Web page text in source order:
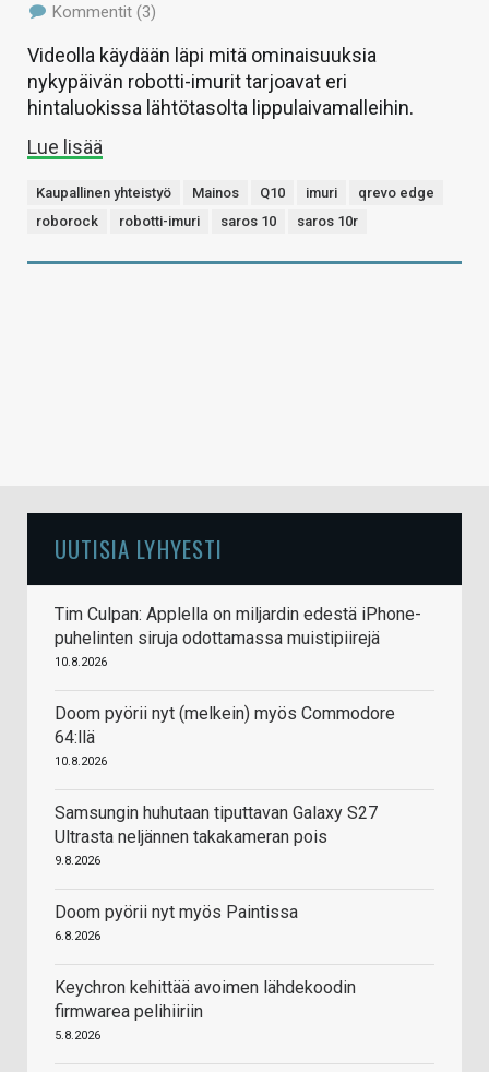
Kommentit (3)
Videolla käydään läpi mitä ominaisuuksia
nykypäivän robotti-imurit tarjoavat eri
hintaluokissa lähtötasolta lippulaivamalleihin.
Lue lisää
Kaupallinen yhteistyö Mainos Q10 imuri
qrevo edge
roborock
robotti-imuri saros 10 saros 10r
UUTISIA LYHYESTI
Tim Culpan: Applella on miljardin edestä iPhone-
puhelinten siruja odottamassa muistipiirejä
10.8.2026
Doom pyörii nyt (melkein) myös Commodore
64:llä
10.8.2026
Samsungin huhutaan tiputtavan Galaxy S27
Ultrasta neljännen takakameran pois
9.8.2026
Doom pyörii nyt myös Paintissa
6.8.2026
Keychron kehittää avoimen lähdekoodin
firmwarea pelihiiriin
5.8.2026